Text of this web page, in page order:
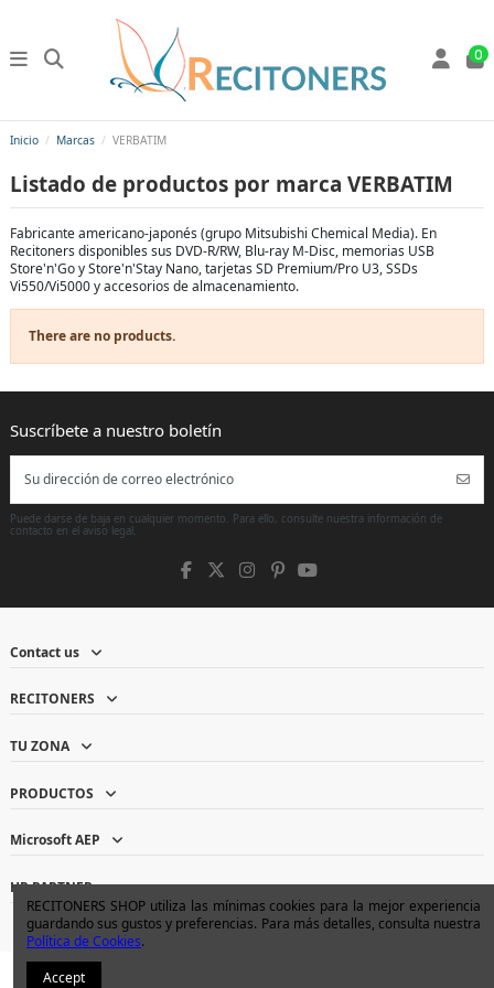
0
Inicio Marcas VERBATIM
Listado de productos por marca VERBATIM
Fabricante americano-japonés (grupo Mitsubishi Chemical Media). En
Recitoners disponibles sus DVD-R/RW, Blu-ray M-Disc, memorias USB
Store'n'Go y Store'n'Stay Nano, tarjetas SD Premium/Pro U3, SSDs
Vi550/Vi5000 y accesorios de almacenamiento.
There are no products.
Puede darse de baja en cualquier momento. Para ello, consulte nuestra información de
contacto en el aviso legal.
Contact us
RECITONERS
TU ZONA
PRODUCTOS
Microsoft AEP
HP PARTNER
RECITONERS SHOP utiliza las mínimas cookies para la mejor experiencia
guardando sus gustos y preferencias. Para más detalles, consulta nuestra
Política de Cookies.
Accept